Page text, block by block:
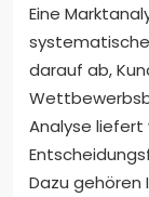
Eine
darauf ab,
Analyse
Dazu gehören